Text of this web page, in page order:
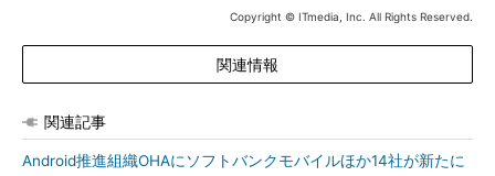
Copyright © ITmedia, Inc. All Rights Reserved.
関連情報
関連記事
Android推進組織OHAにソフトバンクモバイルほか14社が新たに